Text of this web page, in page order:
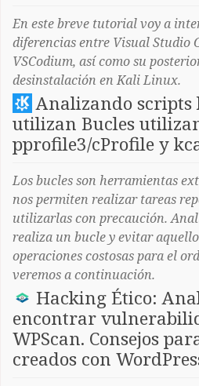
En este breve tutorial voy a
diferencias entre Visual Studio
VSCodium, así como su
desinstalación en Kali Linux.
Analizando scripts
utilizan Bucles
pprofile3/cProfile y
Los bucles son herramientas
nos permiten realizar tareas
utilizarlas con precaución.
realiza un bucle y evitar
operaciones costosas para el
veremos a continuación.
Hacking Ético:
encontrar
WPScan. Consejos
creados con